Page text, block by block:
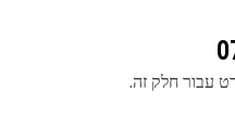
עבור חלק זה.